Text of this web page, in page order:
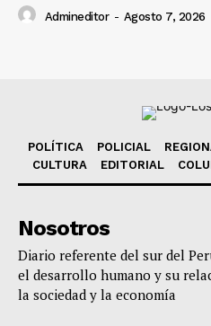
Admineditor - Agosto 7, 2026
POLÍTICA POLICIAL
CULTURA
EDITORIAL
Nosotros
Diario referente del sur del
el desarrollo humano y su
la sociedad y la economía